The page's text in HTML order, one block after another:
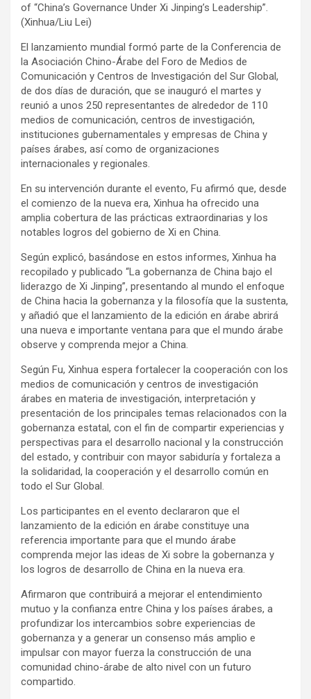
of “China’s Governance Under Xi Jinping’s Leadership”.
(Xinhua/Liu Lei)
El lanzamiento mundial formó parte de la Conferencia de
la Asociación Chino-Árabe del Foro de Medios de
Comunicación y Centros de Investigación del Sur Global,
de dos días de duración, que se inauguró el martes y
reunió a unos 250 representantes de alrededor de 110
medios de comunicación, centros de investigación,
instituciones gubernamentales y empresas de China y
países árabes, así como de organizaciones
internacionales y regionales.
En su intervención durante el evento, Fu afirmó que, desde
el comienzo de la nueva era, Xinhua ha ofrecido una
amplia cobertura de las prácticas extraordinarias y los
notables logros del gobierno de Xi en China.
Según explicó, basándose en estos informes, Xinhua ha
recopilado y publicado “La gobernanza de China bajo el
liderazgo de Xi Jinping”, presentando al mundo el enfoque
de China hacia la gobernanza y la filosofía que la sustenta,
y añadió que el lanzamiento de la edición en árabe abrirá
una nueva e importante ventana para que el mundo árabe
observe y comprenda mejor a China.
Según Fu, Xinhua espera fortalecer la cooperación con los
medios de comunicación y centros de investigación
árabes en materia de investigación, interpretación y
presentación de los principales temas relacionados con la
gobernanza estatal, con el fin de compartir experiencias y
perspectivas para el desarrollo nacional y la construcción
del estado, y contribuir con mayor sabiduría y fortaleza a
la solidaridad, la cooperación y el desarrollo común en
todo el Sur Global.
Los participantes en el evento declararon que el
lanzamiento de la edición en árabe constituye una
referencia importante para que el mundo árabe
comprenda mejor las ideas de Xi sobre la gobernanza y
los logros de desarrollo de China en la nueva era.
Afirmaron que contribuirá a mejorar el entendimiento
mutuo y la confianza entre China y los países árabes, a
profundizar los intercambios sobre experiencias de
gobernanza y a generar un consenso más amplio e
impulsar con mayor fuerza la construcción de una
comunidad chino-árabe de alto nivel con un futuro
compartido.